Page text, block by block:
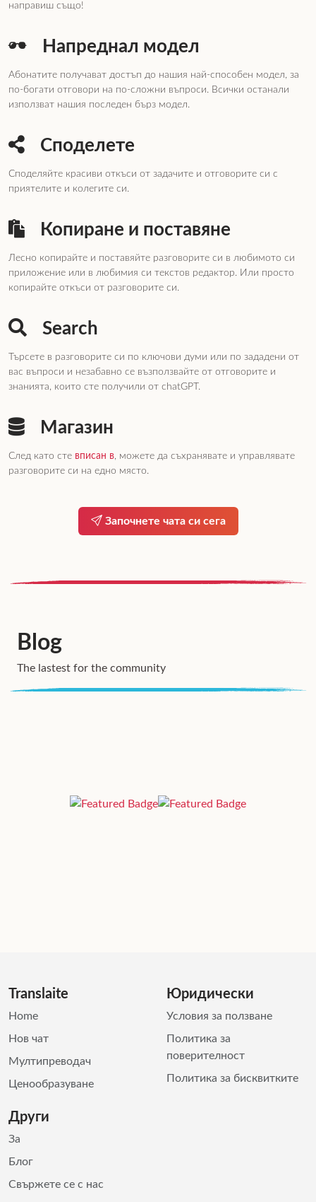
направиш също!
Напреднал модел
Абонатите получават достъп до нашия най-способен модел, за
по-богати отговори на по-сложни въпроси. Всички останали
използват нашия последен бърз модел.
Споделете
Споделяйте красиви откъси от задачите и отговорите си с
приятелите и колегите си.
Копиране и поставяне
Лесно копирайте и поставяйте разговорите си в любимото си
приложение или в любимия си текстов редактор. Или просто
копирайте откъси от разговорите си.
Search
Търсете в разговорите си по ключови думи или по зададени от
вас въпроси и незабавно се възползвайте от отговорите и
знанията, които сте получили от chatGPT.
Магазин
След като сте вписан в , можете да съхранявате и управлявате
разговорите си на едно място.
Започнете чата си сега
Blog
The lastest for the community
Translaite
Home
Нов чат
Мултипреводач
Ценообразуване
Юридически
Условия за ползване
Политика за
поверителност
Политика за бисквитките
Други
За
Блог
Свържете се с нас